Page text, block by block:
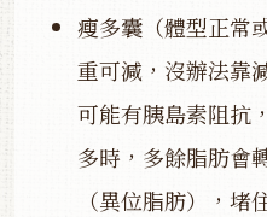
瘦多囊（體型正常
重可減，沒辦法靠
可能有胰島素阻抗
多時，多餘脂肪會
（異位脂肪），